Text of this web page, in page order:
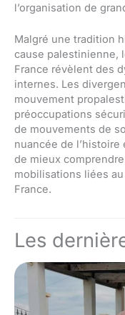
l’organisation de
Malgré une tradition
cause palestinienne,
France révèlent des
internes. Les
mouvement
préoccupations
de mouvements de
nuancée de
de mieux
mobilisations liées
France.
Les